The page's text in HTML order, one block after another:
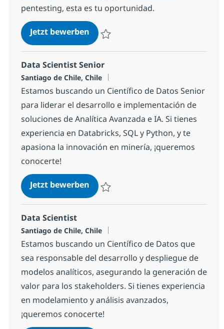
pentesting, esta es tu oportunidad.
Jetzt bewerbenIngeniero/a en Ciberseguridad -
Data Scientist Senior
Standort
Santiago de Chile, Chile
Estamos buscando un Científico de Datos Senior
para liderar el desarrollo e implementación de
soluciones de Analítica Avanzada e IA. Si tienes
experiencia en Databricks, SQL y Python, y te
apasiona la innovación en minería, ¡queremos
conocerte!
Jetzt bewerbenData Scientist Senior
Data Scientist
Standort
Santiago de Chile, Chile
Estamos buscando un Científico de Datos que
sea responsable del desarrollo y despliegue de
modelos analíticos, asegurando la generación de
valor para los stakeholders. Si tienes experiencia
en modelamiento y análisis avanzados,
¡queremos conocerte!